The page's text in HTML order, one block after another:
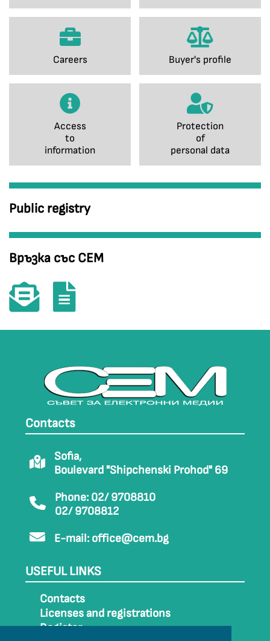
Careers Buyer's profile
Access
to
information
Protection
of
personal data
Public registry
Връзка със СЕМ
Contacts
Sofia,
Boulevard "Shipchenski Prohod" 69
Phone: 02/ 9708810
02/ 9708812
E-mail: office@cem.bg
USEFUL LINKS
Contacts
Licenses and registrations
Register